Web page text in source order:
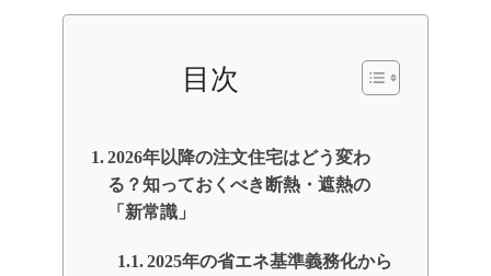
目次
2026年以降の注文住宅はどう変わ
る？知っておくべき断熱・遮熱の
「新常識」
2025年の省エネ基準義務化から